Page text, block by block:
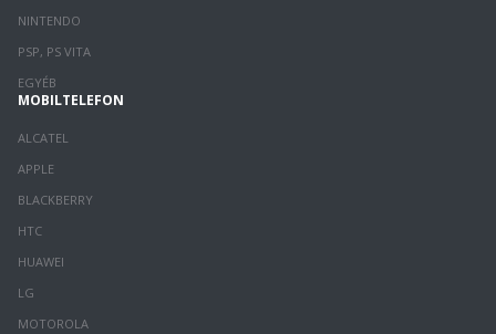
NINTENDO
PSP, PS VITA
EGYÉB
MOBILTELEFON
ALCATEL
APPLE
BLACKBERRY
HTC
HUAWEI
LG
MOTOROLA